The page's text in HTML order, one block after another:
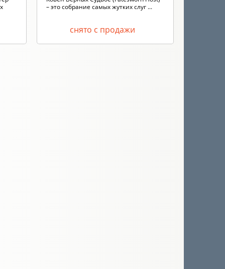
– это собрание самых жутких слуг ...
снято с продажи